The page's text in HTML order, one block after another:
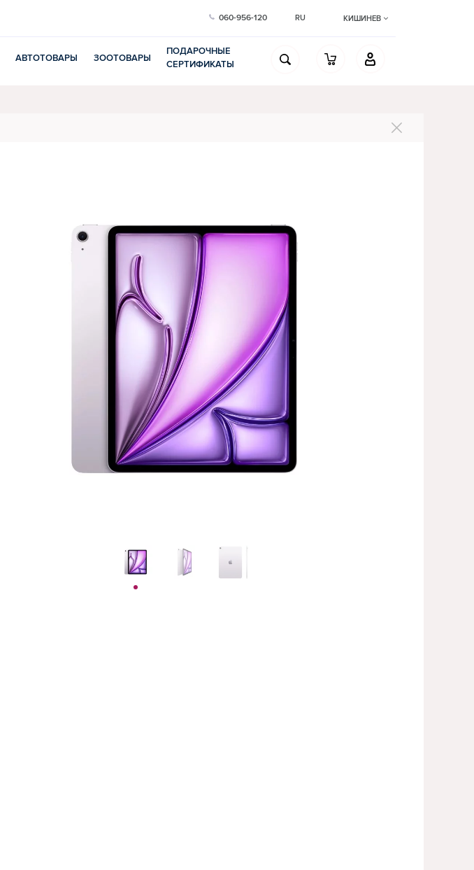
060-956-120 RU КИШИНЕВ
АВТОТОВАРЫ ЗООТОВАРЫ
ПОДАРОЧНЫЕ
СЕРТИФИКАТЫ